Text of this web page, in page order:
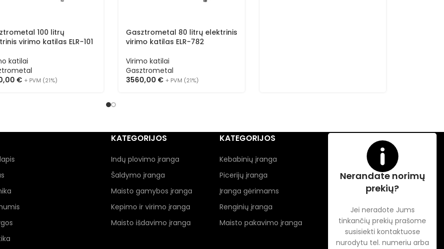
100 litrų
virimo katilas ELR-101
katilai
€ + PVM (21%)
Gasztrometal 80 litrų elektrinis
virimo katilas ELR-782
Virimo katilai
Gasztrometal
3560,00 € + PVM (21%)
KATEGORIJOS
Indų plovimo įranga
Šaldymo įranga
Maisto gamybos įranga
Kepimo ir virimo įranga
Maisto išdavimo įranga
KATEGORIJOS
Kebabinių įranga
Picerijų įranga
Įranga gėrimams
Renginių įranga
Maisto pakavimo įranga
Nerandate norimų
prekių?
Jei neradote Jums
tinkančių prekių prašome
susisiekti kontaktuose
nurodytu tel. numeriu arba